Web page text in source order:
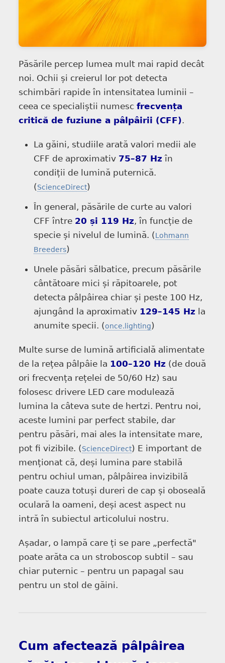
Păsările percep lumea mult mai rapid decât
noi. Ochii și creierul lor pot detecta
schimbări rapide în intensitatea luminii –
ceea ce specialiștii numescfrecvența
critică de fuziune a pâlpâirii (CFF).
La găini, studiile arată valori medii ale
CFF de aproximativ 75–87 Hz în
condiții de lumină puternică.
(ScienceDirect)
În general, păsările de curte au valori
CFF între 20 și 119 Hz, în funcție de
specie și nivelul de lumină. (Lohmann
Breeders)
Unele păsări sălbatice, precum păsările
cântătoare mici și răpitoarele, pot
detecta pâlpâirea chiar și peste 100 Hz,
ajungând la aproximativ 129–145 Hz la
anumite specii. (once.lighting)
Multe surse de lumină artificială alimentate
de la rețea pâlpâie la 100–120 Hz (de două
ori frecvența rețelei de 50/60 Hz) sau
folosesc drivere LED care modulează
lumina la câteva sute de hertzi. Pentru noi,
aceste lumini par perfect stabile, dar
pentru păsări, mai ales la intensitate mare,
pot fi vizibile. (ScienceDirect) E important de
menționat că, deși lumina pare stabilă
pentru ochiul uman, pâlpâirea invizibilă
poate cauza totuși dureri de cap și oboseală
oculară la oameni, deși acest aspect nu
intră în subiectul articolului nostru.
Așadar, o lampă care ți se pare „perfectă"
poate arăta ca un stroboscop subtil – sau
chiar puternic – pentru un papagal sau
pentru un stol de găini.
Cum afectează pâlpâirea